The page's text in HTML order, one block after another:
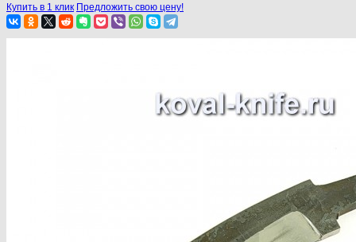
Купить в 1 клик Предложить свою цену!